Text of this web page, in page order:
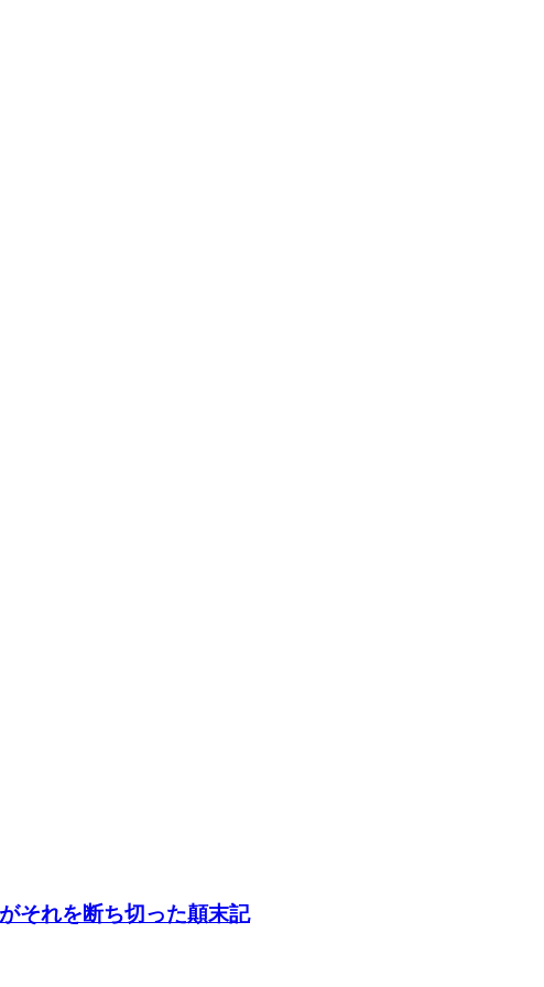
それを断ち切った顛末記